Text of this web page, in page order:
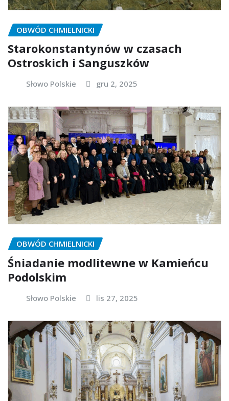
OBWÓD CHMIELNICKI
Starokonstantynów w czasach
Ostroskich i Sanguszków
Słowo Polskie gru 2, 2025
OBWÓD CHMIELNICKI
Śniadanie modlitewne w Kamieńcu
Podolskim
Słowo Polskie lis 27, 2025